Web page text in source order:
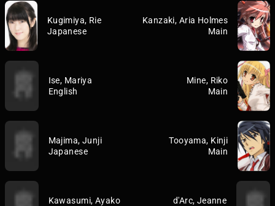
Kugimiya, Rie
Japanese
Kanzaki, Aria Holmes
Main
Ise, Mariya
English
Mine, Riko
Main
Majima, Junji
Japanese
Tooyama, Kinji
Main
Kawasumi, Ayako
d'Arc, Jeanne